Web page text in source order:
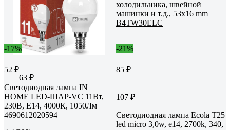
-17%
52 ₽
63 ₽
Светодиодная лампа IN
HOME LED-ШАР-VC 11Вт,
230В, Е14, 4000К, 1050Лм
4690612020594
-21%
85 ₽
107 ₽
Светодиодная лампа Ecola T25
led micro 3,0w, e14, 2700k, 340,